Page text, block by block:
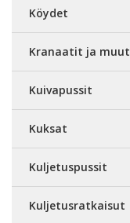
Köydet
Kranaatit ja muut
Kuivapussit
Kuksat
Kuljetuspussit
Kuljetusratkaisut